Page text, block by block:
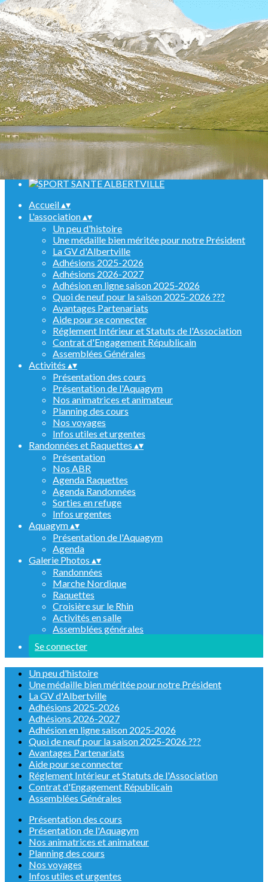
Menu
<
>
Randonnées
Marche Nordique
Raquettes
Croisière sur le Rhin
Activités en salle
Assemblées générales
Ajoutez un logo, un bouton, des réseaux sociaux
Cliquez pour éditer
Accueil▴▾
L'association▴▾
Un peu d'histoire
Une médaille bien méritée pour notre Président
La GV d'Albertville
Adhésions 2025-2026
Adhésions 2026-2027
Adhésion en ligne saison 2025-2026
Quoi de neuf pour la saison 2025-2026 ???
Avantages Partenariats
Aide pour se connecter
Réglement Intérieur et Statuts de l'Association
Contrat d'Engagement Républicain
Assemblées Générales
Activités ▴▾
Présentation des cours
Présentation de l'Aquagym
Nos animatrices et animateur
Planning des cours
Nos voyages
Infos utiles et urgentes
Randonnées et Raquettes ▴▾
Présentation
Nos ABR
Agenda Raquettes
Agenda Randonnées
Sorties en refuge
Infos urgentes
Aquagym▴▾
Présentation de l'Aquagym
Agenda
Galerie Photos ▴▾
Randonnées
Marche Nordique
Raquettes
Croisière sur le Rhin
Activités en salle
Assemblées générales
Se connecter
Un peu d'histoire
Une médaille bien méritée pour notre Président
La GV d'Albertville
Adhésions 2025-2026
Adhésions 2026-2027
Adhésion en ligne saison 2025-2026
Quoi de neuf pour la saison 2025-2026 ???
Avantages Partenariats
Aide pour se connecter
Réglement Intérieur et Statuts de l'Association
Contrat d'Engagement Républicain
Assemblées Générales
Présentation des cours
Présentation de l'Aquagym
Nos animatrices et animateur
Planning des cours
Nos voyages
Infos utiles et urgentes